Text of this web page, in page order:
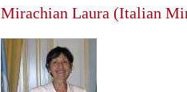
Mirachian Laura (Italian